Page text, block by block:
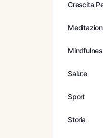
Crescita
Salute
Sport
Storia